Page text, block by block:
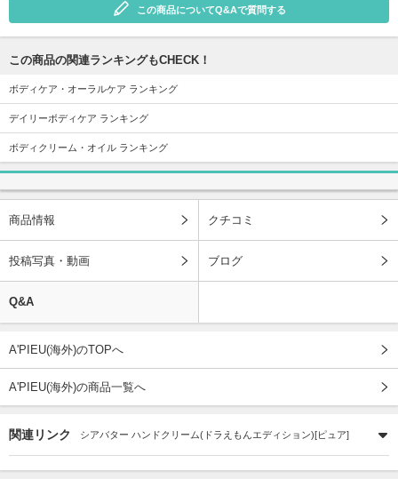
この商品についてQ&Aで質問する
この商品の関連ランキングもCHECK！
ボディケア・オーラルケア ランキング
デイリーボディケア ランキング
ボディクリーム・オイル ランキング
商品情報 クチコミ
投稿写真・動画 ブログ
Q&A
A'PIEU(海外)のTOPへ
A'PIEU(海外)の商品一覧へ
関連リンク シアバター ハンドクリーム(ドラえもんエディション)[ピュア]